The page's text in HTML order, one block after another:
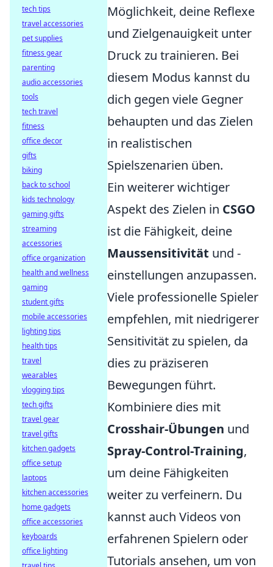
Möglichkeit, deine Reflexe
und Zielgenauigkeit unter
Druck zu trainieren. Bei
diesem Modus kannst du
dich gegen viele Gegner
behaupten und das Zielen
in realistischen
Spielszenarien üben.
Ein weiterer wichtiger
Aspekt des Zielen in CSGO
ist die Fähigkeit, deine
Maussensitivität und -
einstellungen anzupassen.
Viele professionelle Spieler
empfehlen, mit niedrigerer
Sensitivität zu spielen, da
dies zu präziseren
Bewegungen führt.
Kombiniere dies mit
Crosshair-Übungen und
Spray-Control-Training,
um deine Fähigkeiten
weiter zu verfeinern. Du
kannst auch Videos von
erfahrenen Spielern oder
Tutorials ansehen, um von
tech tips
travel accessories
pet supplies
fitness gear
parenting
audio accessories
tools
tech travel
fitness
office decor
gifts
biking
back to school
kids technology
gaming gifts
streaming
accessories
office organization
health and wellness
gaming
student gifts
mobile accessories
lighting tips
health tips
travel
wearables
vlogging tips
tech gifts
travel gear
travel gifts
kitchen gadgets
office setup
laptops
kitchen accessories
home gadgets
office accessories
keyboards
office lighting